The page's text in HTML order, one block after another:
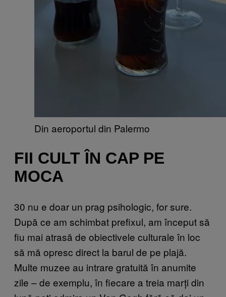
Din aeroportul din Palermo
FII CULT ÎN CAP PE
MOCA
30 nu e doar un prag psihologic, for sure.
După ce am schimbat prefixul, am început să
fiu mai atrasă de obiectivele culturale în loc
să mă opresc direct la barul de pe plajă.
Multe muzee au intrare gratuită în anumite
zile – de exemplu, în fiecare a treia marți din